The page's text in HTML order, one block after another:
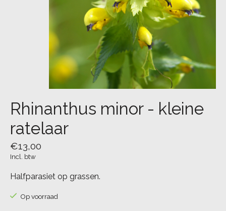
Rhinanthus minor - kleine
ratelaar
€13,00
Incl. btw
Halfparasiet op grassen.
Op voorraad